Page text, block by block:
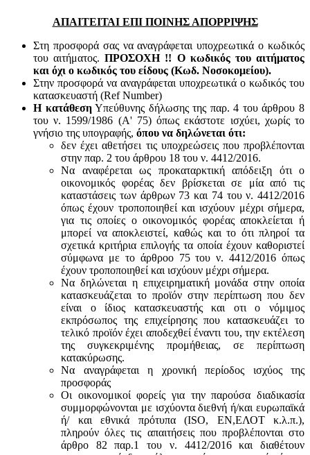
ΑΠΑΙΤΕΙΤΑΙ ΕΠΙ ΠΟΙΝΗΣ ΑΠΟΡΡΙΨΗΣ
Στη προσφορά σας να αναγράφεται υποχρεωτικά ο κωδικός
του αιτήματος.ΠΡΟΣΟΧΗ !! Ο κωδικός του αιτήματος
και όχι ο κωδικός του είδους (Κωδ. Νοσοκομείου).
Στην προσφορά να αναγράφεται υποχρεωτικά ο κωδικός του
κατασκευαστή (Ref Number)
Η κατάθεσηΥπεύθυνης δήλωσης της παρ. 4 του άρθρου 8
του ν. 1599/1986 (Α' 75) όπως εκάστοτε ισχύει, χωρίς το
γνήσιο της υπογραφής, όπου να δηλώνεται ότι:
δεν έχει αθετήσει τις υποχρεώσεις που προβλέπονται
στην παρ. 2 του άρθρου 18 του ν. 4412/2016.
Να αναφέρεται ως προκαταρκτική απόδειξη ότι ο
οικονομικός φορέας δεν βρίσκεται σε μία από τις
καταστάσεις των άρθρων 73 και 74 του ν. 4412/2016
όπως έχουν τροποποιηθεί και ισχύουν μέχρι σήμερα,
για τις οποίες ο οικονομικός φορέας αποκλείεται ή
μπορεί να αποκλειστεί, καθώς και το ότι πληροί τα
σχετικά κριτήρια επιλογής τα οποία έχουν καθοριστεί
σύμφωνα με τo άρθροo 75 του ν. 4412/2016 όπως
έχουν τροποποιηθεί και ισχύουν μέχρι σήμερα.
Να δηλώνεται η επιχειρηματική μονάδα στην οποία
κατασκευάζεται το προϊόν στην περίπτωση που δεν
είναι ο ίδιος κατασκευαστής και oτι ο νόμιμος
εκπρόσωπος της επιχείρησης που κατασκευάζει το
τελικό προϊόν έχει αποδεχθεί έναντι του, την εκτέλεση
της συγκεκριμένης προμήθειας, σε περίπτωση
κατακύρωσης.
Να αναγράφεται η χρονική περίοδος ισχύος της
προσφοράς
Οι οικονομικοί φορείς για την παρούσα διαδικασία
συμμορφώνονται με ισχύοντα διεθνή ή/και ευρωπαϊκά
ή/ και εθνικά πρότυπα (ISO, ΕΝ,ΕΛΟΤ κ.λ.π.),
πληρούν όλες τις απαιτήσεις που προβλέπονται στο
άρθρο 82 παρ.1 του ν. 4412/2016 και διαθέτουν